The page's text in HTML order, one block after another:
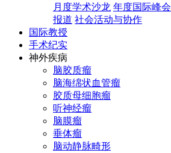
月度学术沙龙 年度国际峰会
报道 社会活动与协作
国际教授
手术纪实
神外疾病
脑胶质瘤
脑海绵状血管瘤
胶质母细胞瘤
听神经瘤
脑膜瘤
垂体瘤
脑动静脉畸形